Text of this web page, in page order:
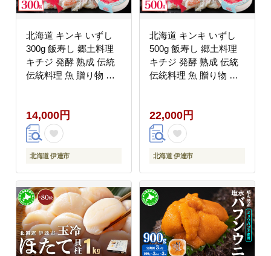
北海道 キンキ いずし
300g 飯寿し 郷土料理
キチジ 発酵 熟成 伝統
伝統料理 魚 贈り物 贈
中井英策商店 送料無料
14,000円
北海道 伊達市
北海道 キンキ いずし
500g 飯寿し 郷土料理
キチジ 発酵 熟成 伝統
伝統料理 魚 贈り物 贈
中井英策商店 送料無料
22,000円
北海道 伊達市